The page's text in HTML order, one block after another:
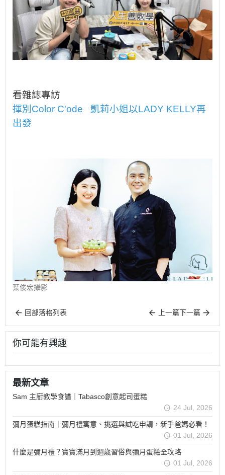
看雜誌專訪
揮別Color C'ode 凱莉小姐以LADY KELLY再
出發
葉俊宏攝影
回部落格列表 上一篇下一篇
你可能有興趣
最新文章
Sam 主廚教學食譜｜Tabasco創意起司蛋糕
24 Jul, 2026
彌月蛋糕指南｜彌月禮寓意、挑選與試吃申請，新手爸媽必看！
01 Jul, 2026
什麼是彌月禮？寶寶滿月到週歲習俗與彌月蛋糕全攻略
01 Jul, 2026